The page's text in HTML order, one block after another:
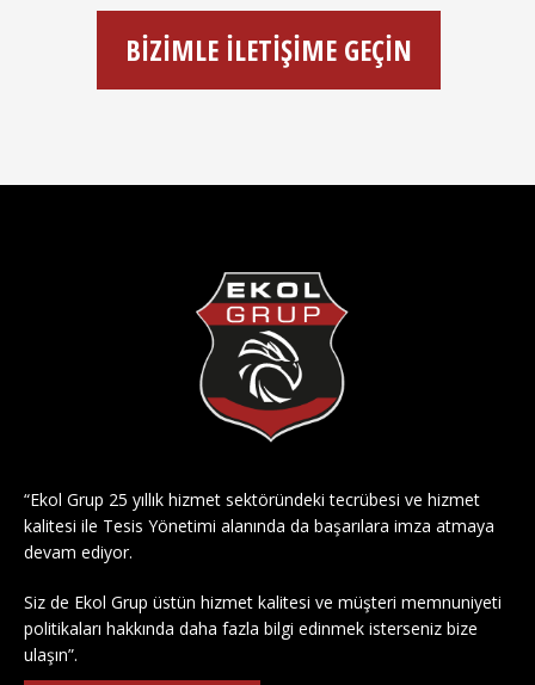
BIZIMLE ILETIŞIME GEÇIN
“Ekol Grup 25 yıllık hizmet sektöründeki tecrübesi ve hizmet
kalitesi ile Tesis Yönetimi alanında da başarılara imza atmaya
devam ediyor.
Siz de Ekol Grup üstün hizmet kalitesi ve müşteri memnuniyeti
politikaları hakkında daha fazla bilgi edinmek isterseniz bize
ulaşın”.